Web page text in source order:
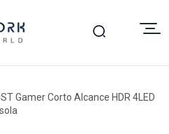
Gamer Corto Alcance HDR 4LED